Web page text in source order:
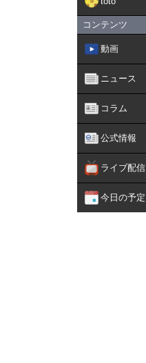
コンテンツ
動画
ニュース
コラム
公式情報
ライブ配信
今日の予定